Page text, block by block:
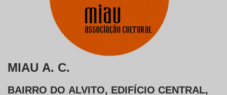
MIAU A. C.
BAIRRO DO ALVITO, EDIFÍCIO CENTRAL,